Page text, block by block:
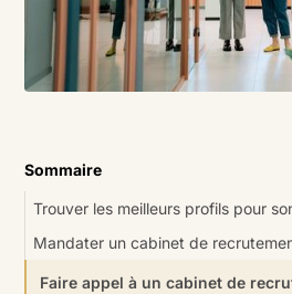
Sommaire
Trouver les meilleurs profils pour
Mandater un cabinet de
Faire appel à un cabinet de